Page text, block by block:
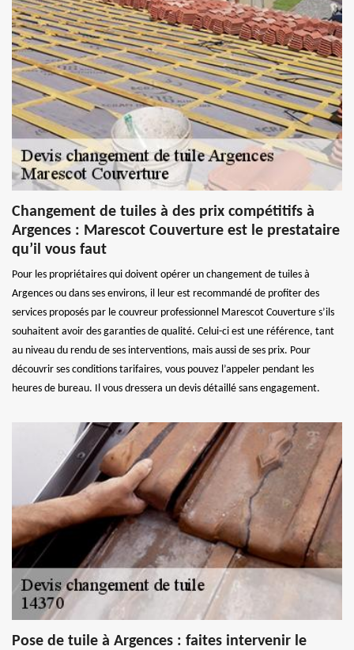
Changement de tuiles à des prix compétitifs à
Argences : Marescot Couverture est le prestataire
qu’il vous faut
Pour les propriétaires qui doivent opérer un changement de tuiles à
Argences ou dans ses environs, il leur est recommandé de profiter des
services proposés par le couvreur professionnel Marescot Couverture s’ils
souhaitent avoir des garanties de qualité. Celui-ci est une référence, tant
au niveau du rendu de ses interventions, mais aussi de ses prix. Pour
découvrir ses conditions tarifaires, vous pouvez l’appeler pendant les
heures de bureau. Il vous dressera un devis détaillé sans engagement.
Pose de tuile à Argences : faites intervenir le